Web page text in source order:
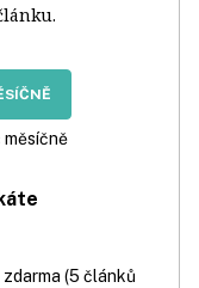
měsíčně
zdarma (5 článků